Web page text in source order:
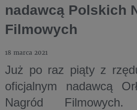
nadawcą Polskich
Filmowych
18 marca 2021
Już po raz piąty z
oficjalnym nadawcą
Nagród